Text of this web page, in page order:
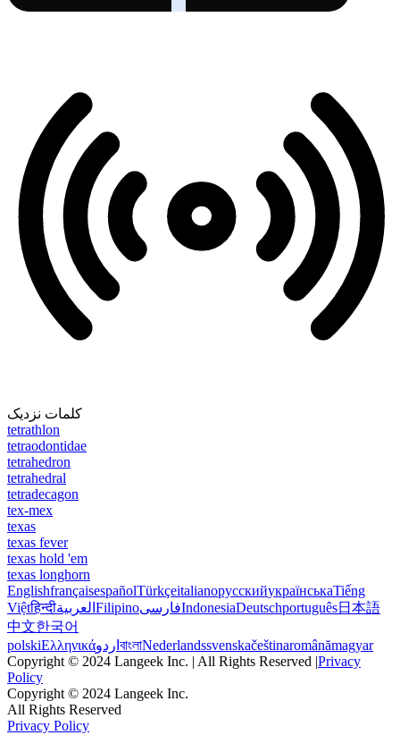
کلمات نزدیک
tetrathlon
tetraodontidae
tetrahedron
tetrahedral
tetradecagon
tex-mex
texas
texas fever
texas hold 'em
texas longhorn
EnglishfrançaisespañolTürkçeitalianoрусскийукраїнськаTiếng
Việtहिन्दीالعربية FilipinoفارسیIndonesiaDeutschportuguês日本語
中文한국어
polskiΕλληνικάاردو বাংলাNederlandssvenskačeštinaromânămagyar
Copyright © 2024 Langeek Inc. | All Rights Reserved |Privacy
Policy
Copyright © 2024 Langeek Inc.
All Rights Reserved
Privacy Policy